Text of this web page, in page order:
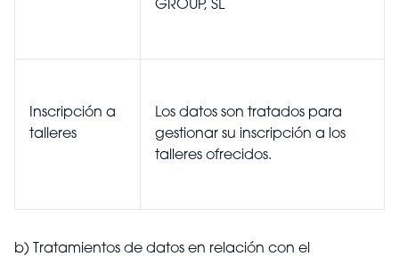
GROUP, SL
Inscripción a
talleres
Los datos son tratados para
gestionar su inscripción a los
talleres ofrecidos.
b)
Tratamientos de datos en relación con el